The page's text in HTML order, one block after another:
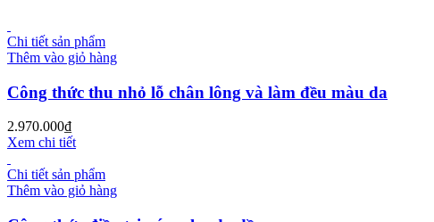
Chi tiết sản phẩm
Thêm vào giỏ hàng
Công thức thu nhỏ lỗ chân lông và làm đều màu da
2.970.000₫
Xem chi tiết
Chi tiết sản phẩm
Thêm vào giỏ hàng